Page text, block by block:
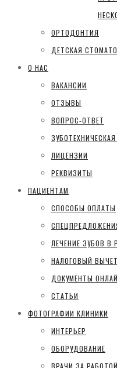
ОРТОДОНТИЯ
ДЕТСКАЯ
О НАС
ВАКАНСИИ
ОТЗЫВЫ
ВОПРОС-ОТВЕТ
ЛИЦЕНЗИИ
РЕКВИЗИТЫ
ПАЦИЕНТАМ
СПОСОБЫ ОПЛАТЫ
ЛЕЧЕНИЕ ЗУБОВ В
НАЛОГОВЫЙ ВЫЧЕТ
ДОКУМЕНТЫ
СТАТЬИ
ФОТОГРАФИИ КЛИНИКИ
ИНТЕРЬЕР
ОБОРУДОВАНИЕ
ВРАЧИ ЗА РАБОТОЙ